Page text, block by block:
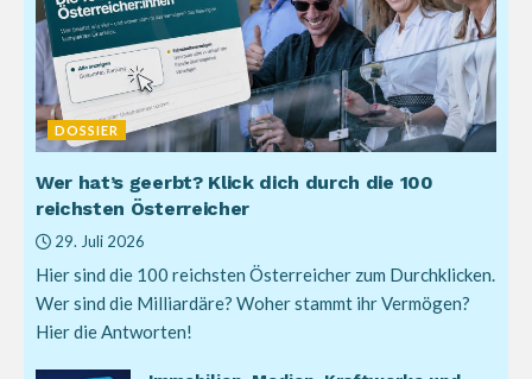
DOSSIER
Wer hat’s geerbt? Klick dich durch die 100
reichsten Österreicher
29. Juli 2026
Hier sind die 100 reichsten Österreicher zum Durchklicken.
Wer sind die Milliardäre? Woher stammt ihr Vermögen?
Hier die Antworten!